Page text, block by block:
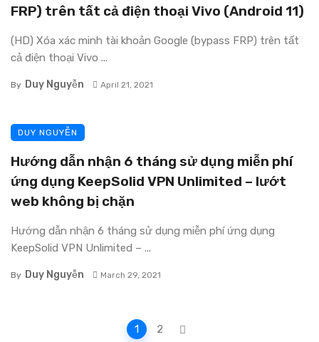
FRP) trên tất cả điện thoại Vivo (Android 11)
(HD) Xóa xác minh tài khoản Google (bypass FRP) trên tất
cả điện thoại Vivo ...
By Duy Nguyễn April 21, 2021
DUY NGUYỄN
Hướng dẫn nhận 6 tháng sử dụng miễn phí
ứng dụng KeepSolid VPN Unlimited – lướt
web không bị chặn
Hướng dẫn nhận 6 tháng sử dụng miễn phí ứng dụng
KeepSolid VPN Unlimited – ...
By Duy Nguyễn March 29, 2021
1 2